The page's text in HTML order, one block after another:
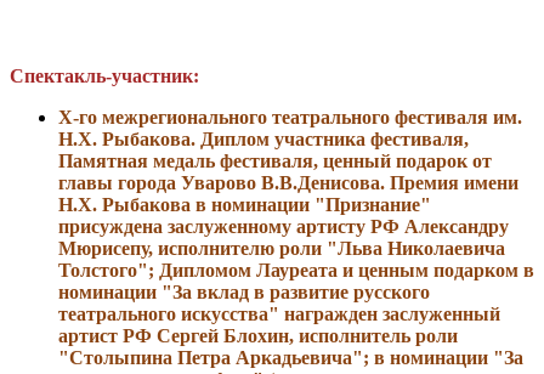
Спектакль-участник:
Х-го межрегионального театрального фестиваля им.
Н.Х. Рыбакова. Диплом участника фестиваля,
Памятная медаль фестиваля, ценный подарок от
главы города Уварово В.В.Денисова. Премия имени
Н.Х. Рыбакова в номинации "Признание"
присуждена заслуженному артисту РФ Александру
Мюрисепу, исполнителю роли "Льва Николаевича
Толстого"; Дипломом Лауреата и ценным подарком в
номинации "За вклад в развитие русского
театрального искусства" награжден заслуженный
артист РФ Сергей Блохин, исполнитель роли
"Столыпина Петра Аркадьевича"; в номинации "За